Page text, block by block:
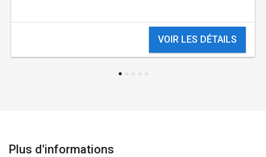
VOIR LES DÉTAILS
Plus d'informations